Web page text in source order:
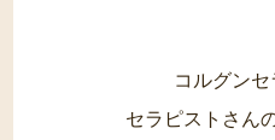
コルグン
セラピストさん